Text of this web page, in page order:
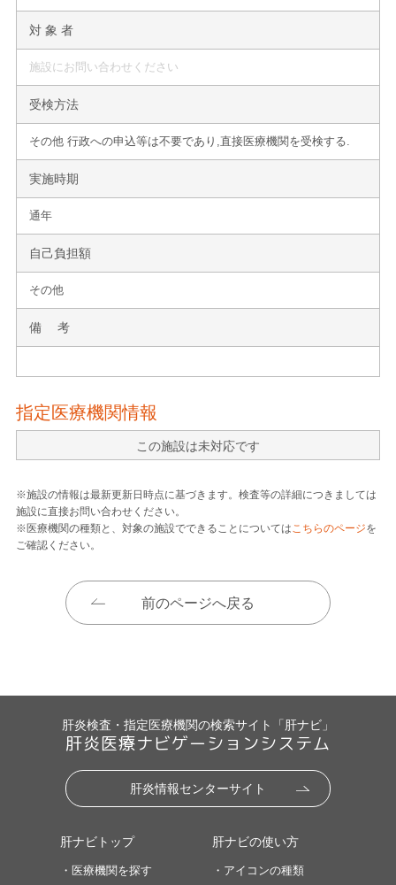
対 象 者
施設にお問い合わせください
受検方法
その他 行政への申込等は不要であり,直接医療機関を受検する.
実施時期
通年
自己負担額
その他
備 考
指定医療機関情報
この施設は未対応です
※施設の情報は最新更新日時点に基づきます。検査等の詳細につきましては
施設に直接お問い合わせください。
※医療機関の種類と、対象の施設でできることについてはこちらのページを
ご確認ください。
前のページへ戻る
肝炎検査・指定医療機関の検索サイト「肝ナビ」
肝炎医療ナビゲーションシステム
肝炎情報センターサイト
肝ナビトップ
・医療機関を探す
肝ナビの使い方
・アイコンの種類